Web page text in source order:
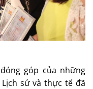
góp của những
sử và thực tế đã